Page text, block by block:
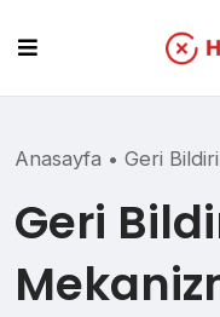
content
Anasayfa • Geri
Geri